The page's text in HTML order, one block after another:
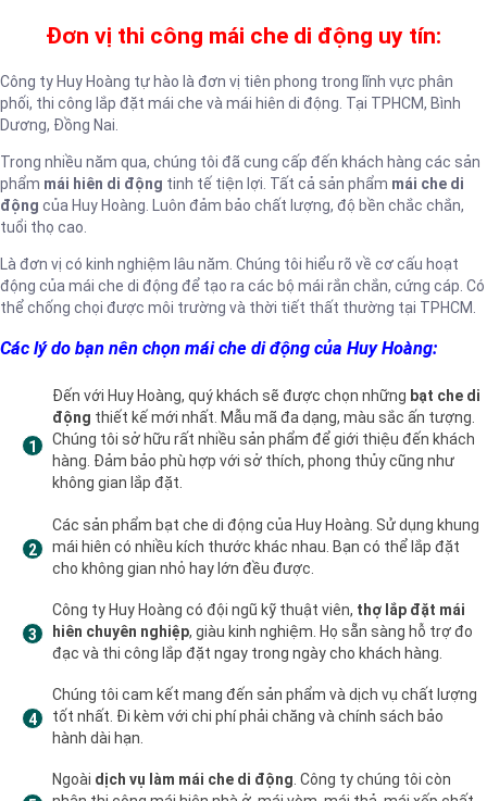
Đơn vị thi công mái che di động uy tín:
Công ty Huy Hoàng tự hào là đơn vị tiên phong trong lĩnh vực phân
phối, thi công lắp đặt mái che và mái hiên di động. Tại TPHCM, Bình
Dương, Đồng Nai.
Trong nhiều năm qua, chúng tôi đã cung cấp đến khách hàng các sản
phẩm mái hiên di động tinh tế tiện lợi. Tất cả sản phẩm mái che di
động của Huy Hoàng. Luôn đảm bảo chất lượng, độ bền chắc chắn,
tuổi thọ cao.
Là đơn vị có kinh nghiệm lâu năm. Chúng tôi hiểu rõ về cơ cấu hoạt
động của mái che di động để tạo ra các bộ mái rắn chắn, cứng cáp. Có
thể chống chọi được môi trường và thời tiết thất thường tại TPHCM.
Các lý do bạn nên chọn mái che di động của Huy Hoàng:
Đến với Huy Hoàng, quý khách sẽ được chọn những bạt che di
động thiết kế mới nhất. Mẫu mã đa dạng, màu sắc ấn tượng.
Chúng tôi sở hữu rất nhiều sản phẩm để giới thiệu đến khách
hàng. Đảm bảo phù hợp với sở thích, phong thủy cũng như
không gian lắp đặt.
Các sản phẩm bạt che di động của Huy Hoàng. Sử dụng khung
mái hiên có nhiều kích thước khác nhau. Bạn có thể lắp đặt
cho không gian nhỏ hay lớn đều được.
Công ty Huy Hoàng có đội ngũ kỹ thuật viên, thợ lắp đặt mái
hiên chuyên nghiệp, giàu kinh nghiệm. Họ sẵn sàng hỗ trợ đo
đạc và thi công lắp đặt ngay trong ngày cho khách hàng.
Chúng tôi cam kết mang đến sản phẩm và dịch vụ chất lượng
tốt nhất. Đi kèm với chi phí phải chăng và chính sách bảo
hành dài hạn.
Ngoài dịch vụ làm mái che di động . Công ty chúng tôi còn